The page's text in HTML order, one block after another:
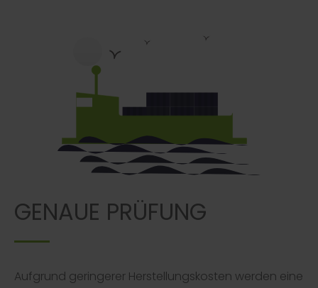
GENAUE PRÜFUNG
Aufgrund geringerer Herstellungskosten werden eine